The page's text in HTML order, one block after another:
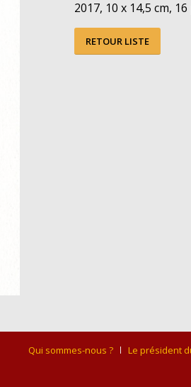
2017, 10 x 14,5 cm, 16
RETOUR LISTE
Qui sommes-nous ? Le président